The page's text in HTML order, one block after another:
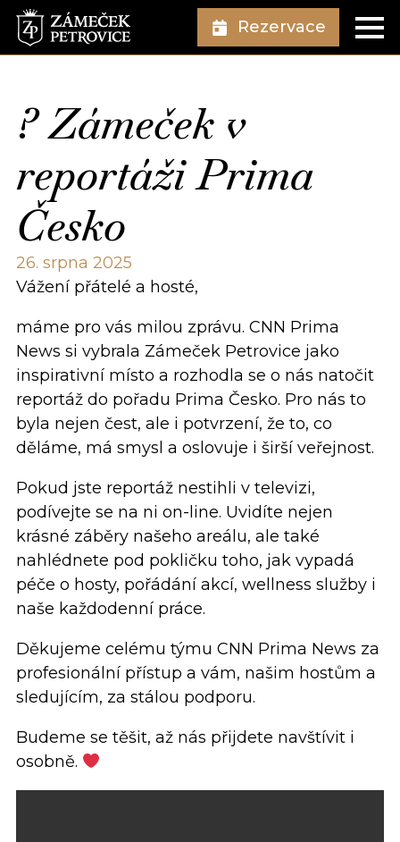
Rezervace
? Zámeček v
reportáži Prima
Česko
26. srpna 2025
Vážení přátelé a hosté,
máme pro vás milou zprávu. CNN Prima
News si vybrala Zámeček Petrovice jako
inspirativní místo a rozhodla se o nás natočit
reportáž do pořadu Prima Česko. Pro nás to
byla nejen čest, ale i potvrzení, že to, co
děláme, má smysl a oslovuje i širší veřejnost.
Pokud jste reportáž nestihli v televizi,
podívejte se na ni on-line. Uvidíte nejen
krásné záběry našeho areálu, ale také
nahlédnete pod pokličku toho, jak vypadá
péče o hosty, pořádání akcí, wellness služby i
naše každodenní práce.
Děkujeme celému týmu CNN Prima News za
profesionální přístup a vám, našim hostům a
sledujícím, za stálou podporu.
Budeme se těšit, až nás přijdete navštívit i
osobně.